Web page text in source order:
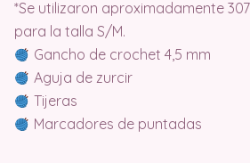
*Se utilizaron aproximadamente
para la talla S/M.
Gancho de crochet 4,5 mm
Aguja de zurcir
Tijeras
Marcadores de puntadas